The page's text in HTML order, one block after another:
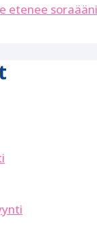
etenee